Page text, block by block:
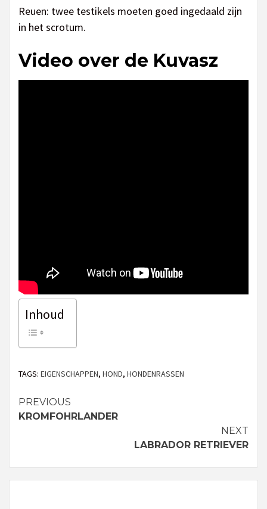
Reuen: twee testikels moeten goed ingedaald zijn
in het scrotum.
Video over de Kuvasz
Inhoud
TAGS: EIGENSCHAPPEN, HOND, HONDENRASSEN
Continue
PREVIOUS
KROMFOHRLANDER
NEXT
LABRADOR RETRIEVER